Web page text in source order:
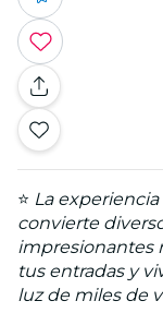
⭐ La
convierte
impresionantes
tus entradas y
luz de miles de